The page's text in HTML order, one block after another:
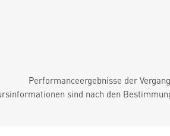
Performanceergebnisse der
sind nach den